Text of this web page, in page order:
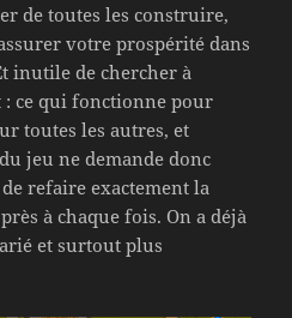
de toutes les construire,
votre prospérité dans
inutile de chercher à
: ce qui fonctionne pour
toutes les autres, et
jeu ne demande donc
refaire exactement la
à chaque fois. On a déjà
et surtout plus